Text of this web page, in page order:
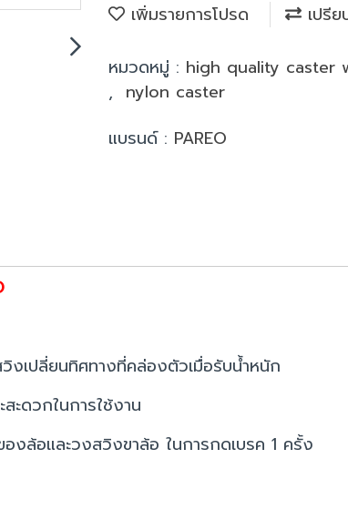
เพิ่มรายการโปรด เปรีย
หมวดหมู่ : high quality caster
, nylon caster
แบรนด์ : PAREO
งเปลี่ยนทิศทางที่คล่องตัวเมื่อรับน้ำหนัก
ะดวกในการใช้งาน
ล้อและวงสวิงขาล้อ ในการกดเบรค 1 ครั้ง